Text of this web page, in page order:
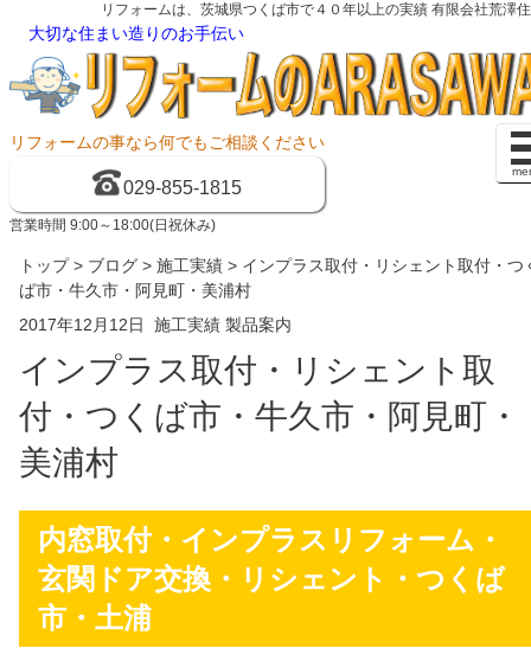
リフォームは、茨城県つくば市で４０年以上の実績 有限会社荒澤
大切な住まい造りのお手伝い
リフォームの事なら何でもご相談ください
029-855-1815
営業時間 9:00～18:00(日祝休み)
トップ> ブログ > 施工実績 > インプラス取付・リシェント取付・つ
ば市・牛久市・阿見町・美浦村
2017年12月12日 施工実績 製品案内
インプラス取付・リシェント取
付・つくば市・牛久市・阿見町・
美浦村
内窓取付・インプラスリフォーム・
玄関ドア交換・リシェント・つくば
市・土浦